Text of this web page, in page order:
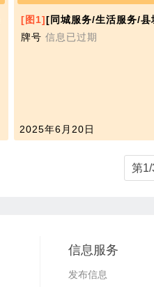
[图1][同城服务/生活服务/县
牌号 信息已过期
2025年6月20日
第1/
信息服务
发布信息